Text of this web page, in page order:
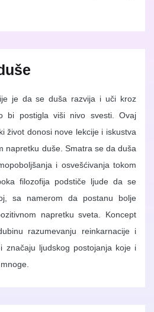
je da se duša razvija i uči kroz
bi postigla viši nivo svesti. Ovaj
život donosi nove lekcije i iskustva
napretku duše. Smatra se da duša
i osvešćivanja tokom
filozofija podstiče ljude da se
sa namerom da postanu bolje
napretku sveta. Koncept
razumevanju reinkarnacije i
značaju ljudskog postojanja koje i